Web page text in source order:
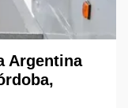
Argentina